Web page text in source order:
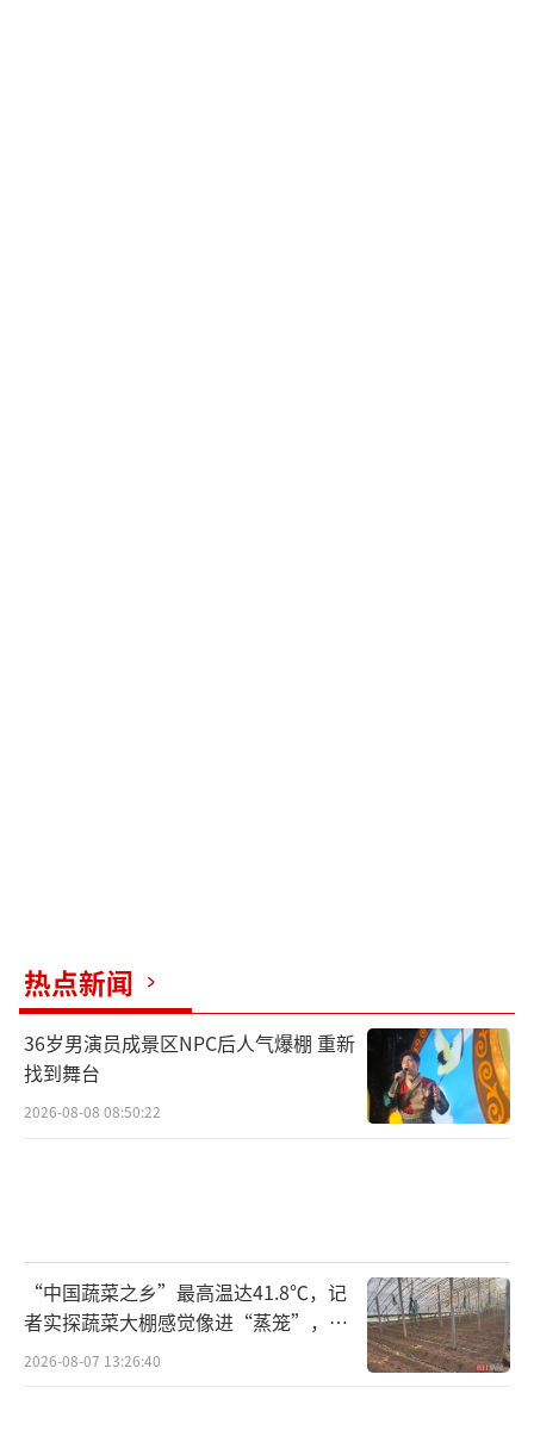
热点新闻
36岁男演员成景区NPC后人气爆棚 重新
找到舞台
2026-08-08 08:50:22
“中国蔬菜之乡”最高温达41.8℃，记
者实探蔬菜大棚感觉像进“蒸笼”，有
村民称只能凌晨两点起来干活
2026-08-07 13:26:40